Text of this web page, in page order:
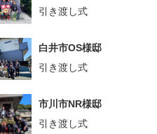
引き渡し式
白井市OS様邸
引き渡し式
市川市NR様邸
引き渡し式